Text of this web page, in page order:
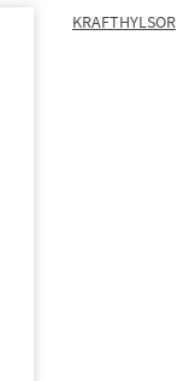
KRAFTHYLSOR